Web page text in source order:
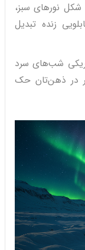
نورهای سبز،
زنده تبدیل
شب‌های سرد
در ذهن‌تان حک